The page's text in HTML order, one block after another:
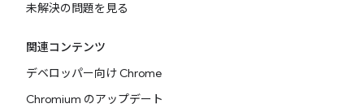
未解決の問題を見る
関連コンテンツ
デベロッパー向け Chrome
Chromium のアップデート